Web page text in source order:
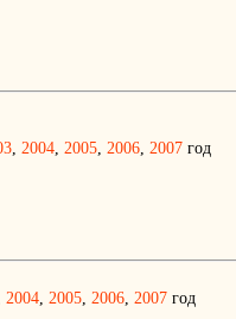
, 2004, 2005, 2006, 2007 год
2004, 2005, 2006, 2007 год